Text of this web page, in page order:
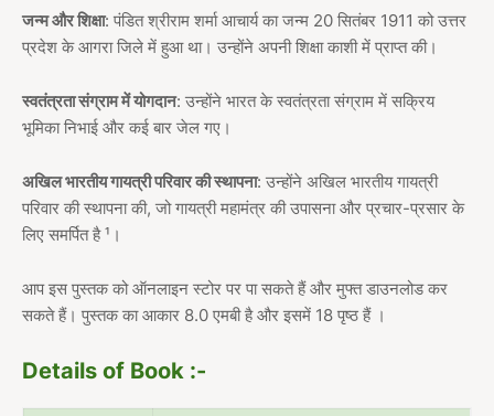
जन्म और शिक्षा: पंडित श्रीराम शर्मा आचार्य का जन्म 20 सितंबर 1911 को उत्तर
प्रदेश के आगरा जिले में हुआ था। उन्होंने अपनी शिक्षा काशी में प्राप्त की।
स्वतंत्रता संग्राम में योगदान: उन्होंने भारत के स्वतंत्रता संग्राम में सक्रिय
भूमिका निभाई और कई बार जेल गए।
अखिल भारतीय गायत्री परिवार की स्थापना: उन्होंने अखिल भारतीय गायत्री
परिवार की स्थापना की, जो गायत्री महामंत्र की उपासना और प्रचार-प्रसार के
लिए समर्पित है ¹।
आप इस पुस्तक को ऑनलाइन स्टोर पर पा सकते हैं और मुफ्त डाउनलोड कर
सकते हैं। पुस्तक का आकार 8.0 एमबी है और इसमें 18 पृष्ठ हैं ।
Details of Book :-